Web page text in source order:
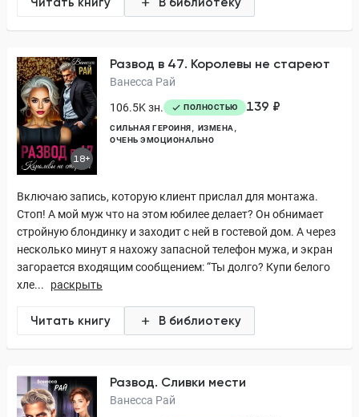
18+
Развод в 47. Королевы не стареют
Ванесса Рай
106.5K зн.
ПОЛНОСТЬЮ 139 ₽
СИЛЬНАЯ ГЕРОИНЯ
ИЗМЕНА
ОЧЕНЬ ЭМОЦИОНАЛЬНО
Включаю запись, которую клиент прислал для монтажа.
Стоп! А мой муж что на этом юбилее делает? Он обнимает
стройную блондинку и заходит с ней в гостевой дом. А через
несколько минут я нахожу запасной телефон мужа, и экран
загорается входящим сообщением: “Ты долго? Купи белого
хле...
раскрыть
Читать книгу В библиотеку
Развод. Сливки мести
Ванесса Рай